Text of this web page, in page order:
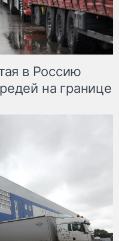
в Россию
на границе